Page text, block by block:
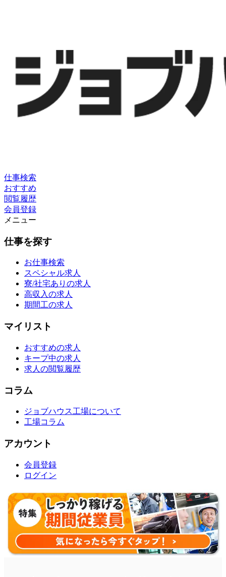
仕事検索
おすすめ
閲覧履歴
会員登録
メニュー
仕事を探す
お仕事検索
スペシャル求人
寮/社宅ありの求人
高収入の求人
期間工の求人
マイリスト
おすすめの求人
キープ中の求人
求人の閲覧履歴
コラム
ジョブハウス工場について
工場コラム
アカウント
会員登録
ログイン